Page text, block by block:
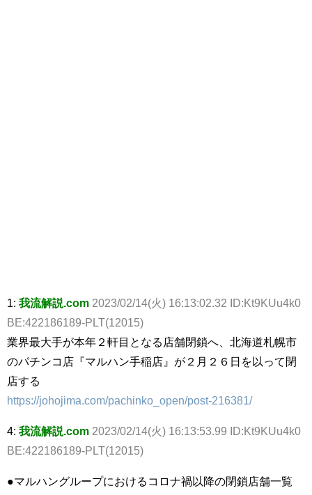
1: 我流解説.com 2023/02/14(火) 16:13:02.32 ID:Kt9KUu4k0
BE:422186189-PLT(12015)
業界最大手が本年２軒目となる店舗閉鎖へ、北海道札幌市
のパチンコ店『マルハン手稲店』が２月２６日を以って閉
店する
https://johojima.com/pachinko_open/post-216381/
4: 我流解説.com 2023/02/14(火) 16:13:53.99 ID:Kt9KUu4k0
BE:422186189-PLT(12015)
●マルハングループにおけるコロナ禍以降の閉鎖店舗一覧